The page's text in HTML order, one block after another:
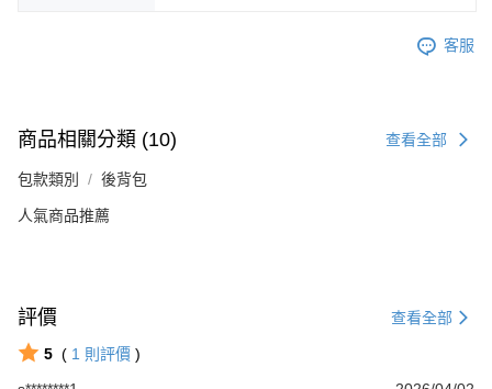
客服
商品相關分類 (10) 查看全部
包款類別 後背包
人氣商品推薦
評價 查看全部
5 ( 1 則評價 )